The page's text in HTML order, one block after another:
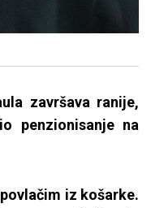
završava ranije,
penzionisanje na
iz košarke.